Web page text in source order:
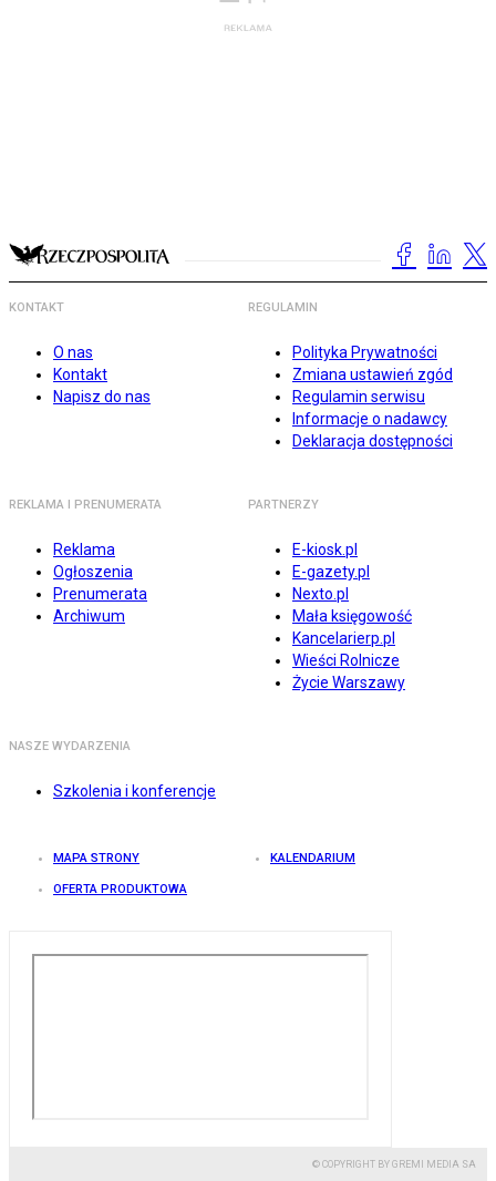
KONTAKT
O nas
Kontakt
Napisz do nas
REGULAMIN
Polityka Prywatności
Zmiana ustawień zgód
Regulamin serwisu
Informacje o nadawcy
Deklaracja dostępności
REKLAMA I PRENUMERATA
Reklama
Ogłoszenia
Prenumerata
Archiwum
PARTNERZY
E-kiosk.pl
E-gazety.pl
Nexto.pl
Mała księgowość
Kancelarierp.pl
Wieści Rolnicze
Życie Warszawy
NASZE WYDARZENIA
Szkolenia i konferencje
MAPA STRONY KALENDARIUM
OFERTA PRODUKTOWA
© COPYRIGHT BY GREMI MEDIA SA